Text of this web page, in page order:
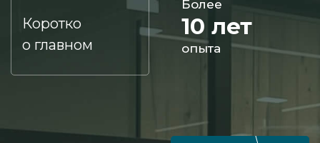
Коротко
о главном
Более
10 лет
опыта